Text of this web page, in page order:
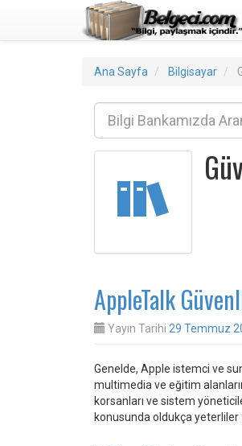
Ana Sayfa Bilgisayar
AppleTalk
Yayın Tarihi 29 Temmuz
Genelde, Apple istemci ve
multimedia ve eğitim
korsanları ve sistem
konusunda oldukça yeterliler